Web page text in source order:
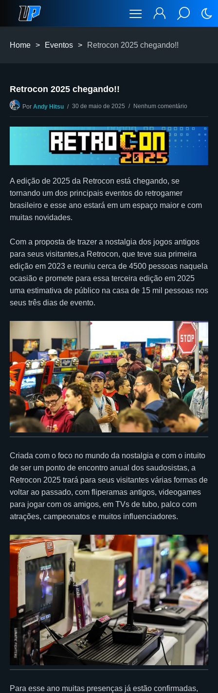
Home > Eventos > Retrocon 2025 chegando!!
Retrocon 2025 chegando!!
Por Andy Hitsu 30 de maio de 2025 Nenhum comentário
A edição de 2025 da Retrocon está chegando, se
tornando um dos principais eventos do retrogamer
brasileiro e esse ano estará em um espaço maior e com
muitas novidades.
Com a proposta de trazer a nostalgia dos jogos antigos
para seus visitantes,a Retrocon, que teve sua primeira
edição em 2023 e reuniu cerca de 4500 pessoas naquela
ocasião e promete para essa terceira edição em 2025
uma estimativa de público na casa de 15 mil pessoas nos
seus três dias de evento.
Criada com o foco no mundo da nostalgia e com o intuito
de ser um ponto de encontro anual dos saudosistas, a
Retrocon 2025 trará para seus visitantes várias formas de
voltar ao passado, com fliperamas antigos, videogames
para jogar com os amigos, em TVs de tubo, palco com
atrações, campeonatos e muitos influenciadores.
Para esse ano muitas presenças já estão confirmadas,